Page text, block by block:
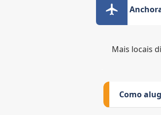
Mais locais
Como